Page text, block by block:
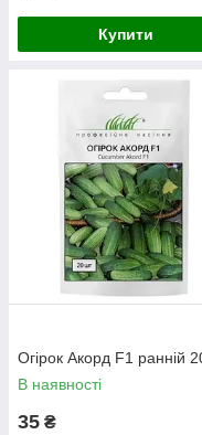
Купити
Огірок Акорд F1 ранній
В наявності
35 ₴